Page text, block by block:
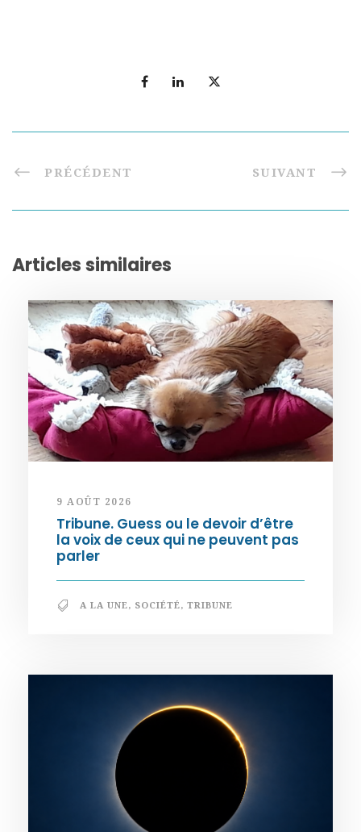
PRÉCÉDENT SUIVANT
Articles similaires
9 AOÛT 2026
Tribune. Guess ou le devoir d’être
la voix de ceux qui ne peuvent pas
parler
A LA UNE, SOCIÉTÉ, TRIBUNE